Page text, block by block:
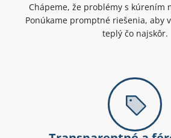
Chápeme, že problémy s kúrením
Ponúkame promptné riešenia, aby
teplý čo najskôr.